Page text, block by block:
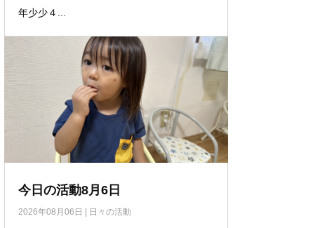
年少少４...
今日の活動8月6日
2026年08月06日 日々の活動